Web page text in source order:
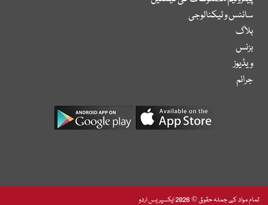
سائنس و ٹیکنالوجی
بلاگ
بزنس
ویڈیوز
جرائم
تمام مواد کے جملہ حقوق © 2026 ایکسپریس اردو